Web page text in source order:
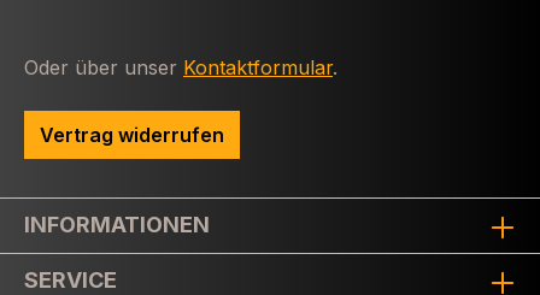
Oder über unser Kontaktformular.
Vertrag widerrufen
INFORMATIONEN
SERVICE